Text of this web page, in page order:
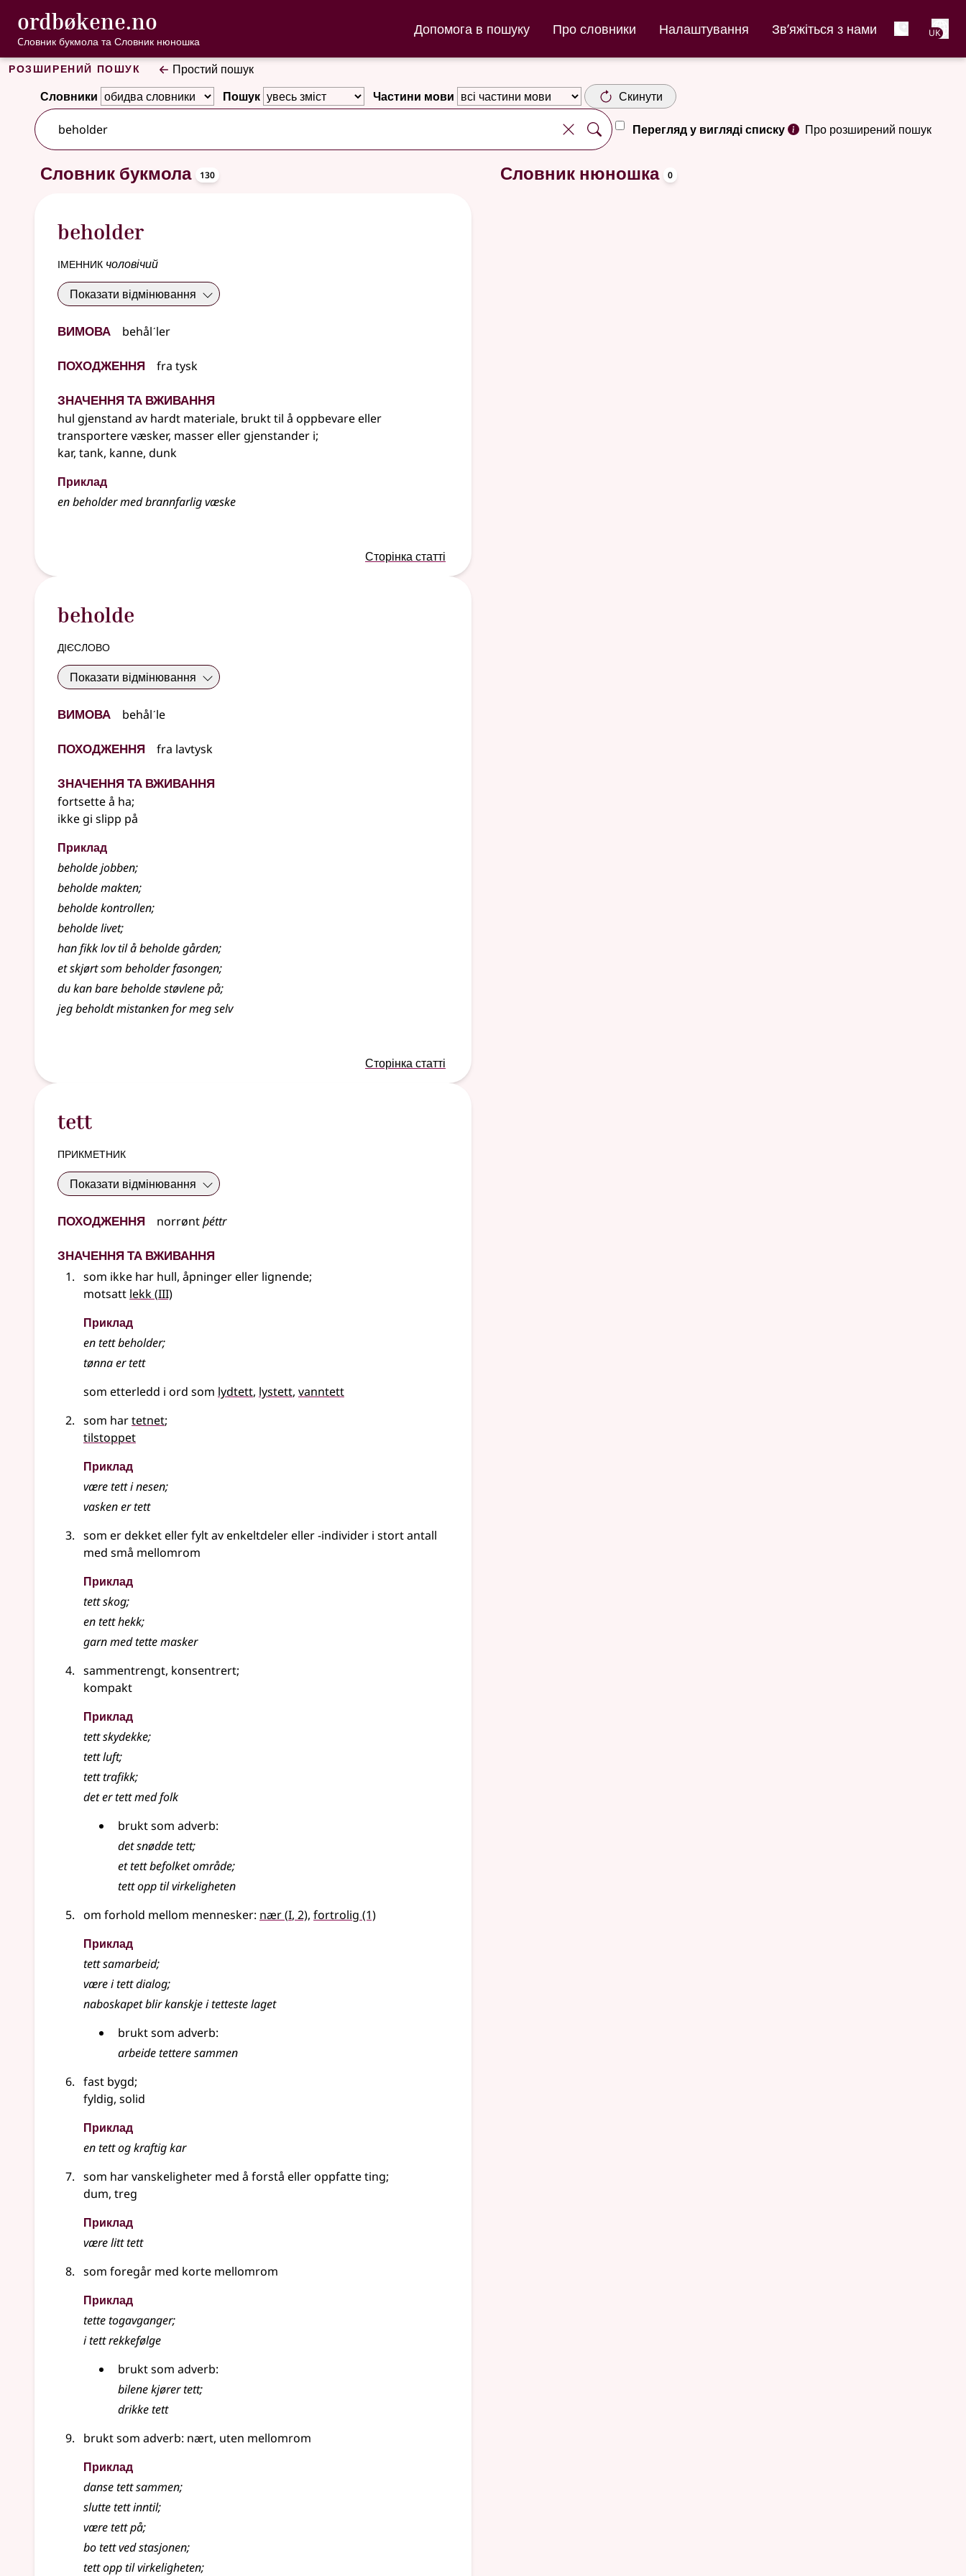
Перейти до основного вмісту
Доступність
ordbøkene.no , Cловник букмола та Словник нюношка
Cловник букмола та Словник нюношка
Допомога в пошуку Про словники Налаштування Зв’яжіться з нами UK
Розширений пошук
Простий пошук
Словники
Пошук Частини мови Скинути
Перегляд у вигляді списку
Про розширений пошук
Словник букмола 130 oppslagsord
beholder
іменник чоловічий
Показати відмінювання
Вимова behålˊler
Походження fra tysk
Значення та вживання
hul gjenstand av hardt materiale, brukt til å oppbevare eller
transportere væsker, masser eller gjenstander i;
kar, tank, kanne, dunk
Приклад
enbeholdermed brannfarlig væske
Сторінка статті
beholde
дієслово
Показати відмінювання
Вимова behålˊle
Походження fra lavtysk
Значення та вживання
fortsette å ha;
ikke gi slipp på
Приклад
beholde jobben;
beholde makten;
beholde kontrollen;
beholde livet;
han fikk lov til åbeholdegården;
et skjørt som beholderfasongen;
du kan barebeholdestøvlene på;
jeg beholdt mistanken for meg selv
Сторінка статті
tett
прикметник
Показати відмінювання
Походження norrøntþéttr
Значення та вживання
som ikke har hull, åpningereller lignende;
motsatt lekk(3
III)
Приклад
en tett beholder;
tønna ertett
som etterledd i ord som lydtett lystett vanntett
som hartetnet;
tilstoppet
Приклад
væretetti nesen;
vasken er tett
som er dekket eller fylt av enkeltdeler eller -individer i stort antall
med små mellomrom
Приклад
tett skog;
en tett hekk;
garn med tette masker
sammentrengt, konsentrert;
kompakt
Приклад
tett skydekke;
tettluft;
tett trafikk;
det er tett med folk
bruktsom adverb:
det snøddetett;
ettettbefolket område;
tett opp til virkeligheten
om forhold mellom mennesker: nær(1
I, 2), fortrolig (1)
Приклад
tett samarbeid;
være i tett dialog;
naboskapet blir kanskje i tetteste laget
brukt som adverb:
arbeide tettere sammen
fast bygd;
fyldig, solid
Приклад
en tett og kraftig kar
som har vanskeligheter med å forstå eller oppfatte ting;
dum, treg
Приклад
være litt tett
som foregår med korte mellomrom
Приклад
tette togavganger;
i tett rekkefølge
brukt som adverb:
bilene kjører tett;
drikke tett
brukt som adverb: nært, uten mellomrom
Приклад
danse tett sammen;
sluttetettinntil;
være tett på;
botettved stasjonen;
tett opp til virkeligheten;
Словник нюношка 0